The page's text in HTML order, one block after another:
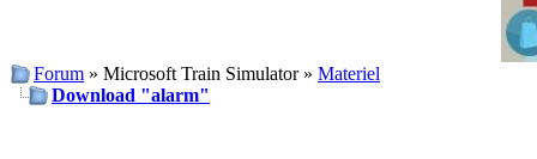
Forum » Microsoft Train Simulator » Materiel
Download "alarm"